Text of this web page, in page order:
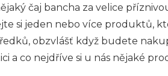
čaj bancha za velice
si jeden nebo více produktů,
obzvlášť když budete
a co nejdříve si u nás nějaké